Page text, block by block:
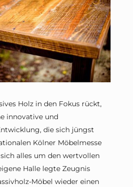
Holz in den Fokus rückt,
innovative und
die sich jüngst
Kölner Möbelmesse
alles um den wertvollen
Halle legte Zeugnis
Möbel wieder einen